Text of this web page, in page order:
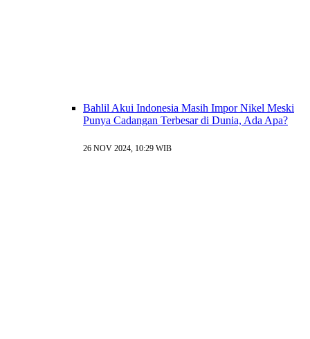
Bahlil Akui Indonesia Masih Impor Nikel Meski
Punya Cadangan Terbesar di Dunia, Ada Apa?
26 NOV 2024, 10:29 WIB